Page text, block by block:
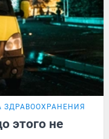
ЗДРАВООХРАНЕНИЯ
этого не